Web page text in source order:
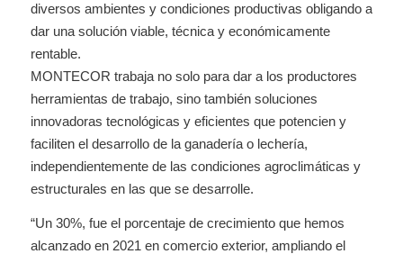
diversos ambientes y condiciones productivas obligando a
dar una solución viable, técnica y económicamente
rentable.
MONTECOR trabaja no solo para dar a los productores
herramientas de trabajo, sino también soluciones
innovadoras tecnológicas y eficientes que potencien y
faciliten el desarrollo de la ganadería o lechería,
independientemente de las condiciones agroclimáticas y
estructurales en las que se desarrolle.
“Un 30%, fue el porcentaje de crecimiento que hemos
alcanzado en 2021 en comercio exterior, ampliando el